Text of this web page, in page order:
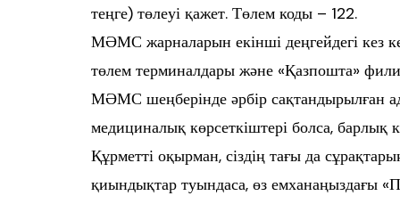
теңге) төлеуі қажет. Төлем коды – 122.
МӘМС жарналарын екінші деңгейдегі кез
төлем терминалдары және «Қазпошта»
МӘМС шеңберінде әрбір сақтандырылған
медициналық көрсеткіштері болса, барлық
Құрметті оқырман, сіздің тағы да
қиындықтар туындаса, өз емханаңыздағы